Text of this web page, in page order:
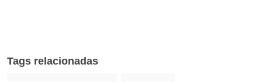
Tags relacionadas